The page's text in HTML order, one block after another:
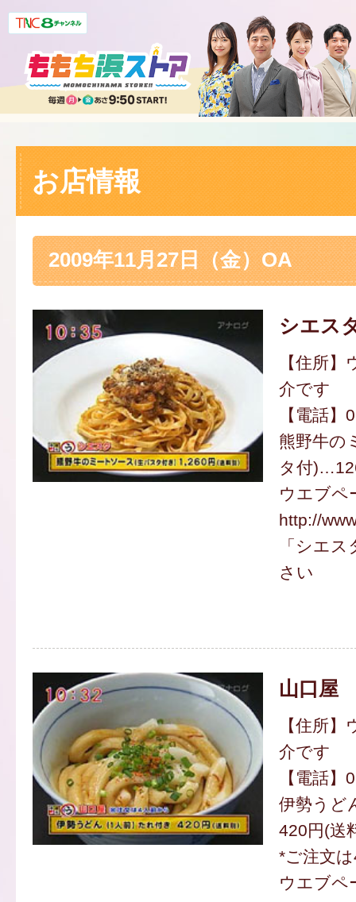
お店情報
2009年11月27日（金）OA
シエス
【住所
介です
【電話
熊野牛の
タ付
ウエブペ
http://
「シエ
さい
山口屋
【住所
介です
【電話
伊勢うど
420円(送
*ご注文
ウエブペ